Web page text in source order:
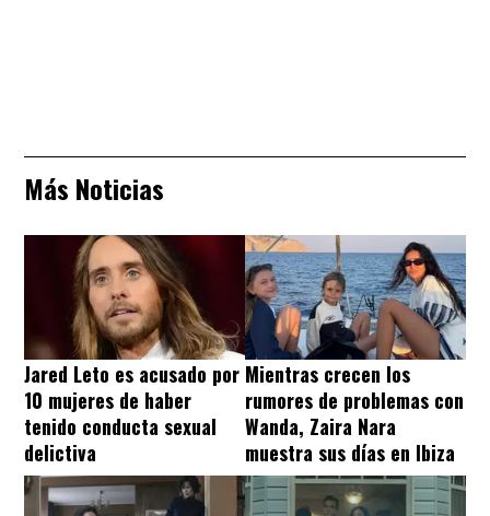
Más Noticias
Jared Leto es acusado por
10 mujeres de haber
tenido conducta sexual
delictiva
Mientras crecen los
rumores de problemas con
Wanda, Zaira Nara
muestra sus días en Ibiza